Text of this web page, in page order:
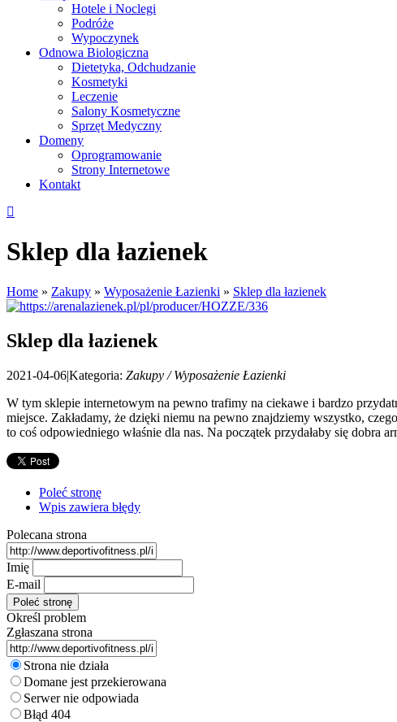
Hotele i Noclegi
Podróże
Wypoczynek
Odnowa Biologiczna
Dietetyka, Odchudzanie
Kosmetyki
Leczenie
Salony Kosmetyczne
Sprzęt Medyczny
Domeny
Oprogramowanie
Strony Internetowe
Kontakt
Sklep dla łazienek
Home » Zakupy » Wyposażenie Łazienki » Sklep dla łazienek
Sklep dla łazienek
2021-04-06|Kategoria: Zakupy / Wyposażenie Łazienki
W tym sklepie internetowym na pewno trafimy na ciekawe i bardzo
miejsce. Zakładamy, że dzięki niemu na pewno znajdziemy wszystko,
to coś odpowiedniego właśnie dla nas. Na początek przydałaby się dobra
Poleć stronę
Wpis zawiera błędy
Polecana strona
Imię
E-mail
Określ problem
Zgłaszana strona
Strona nie działa
Domane jest przekierowana
Serwer nie odpowiada
Błąd 404